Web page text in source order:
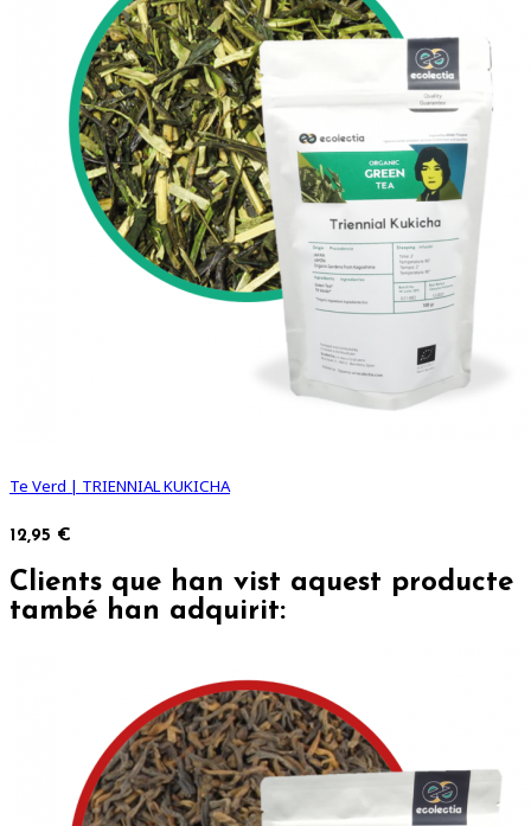
Te Verd | TRIENNIAL KUKICHA
12,95 €
Clients que han vist aquest producte
també han adquirit: